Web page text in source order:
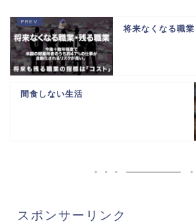
将来なくなる職
間食しない生活
スポンサーリンク